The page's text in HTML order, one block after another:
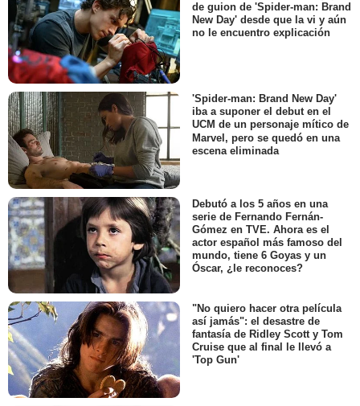
de guion de 'Spider-man: Brand
New Day' desde que la vi y aún
no le encuentro explicación
'Spider-man: Brand New Day'
iba a suponer el debut en el
UCM de un personaje mítico de
Marvel, pero se quedó en una
escena eliminada
Debutó a los 5 años en una
serie de Fernando Fernán-
Gómez en TVE. Ahora es el
actor español más famoso del
mundo, tiene 6 Goyas y un
Óscar, ¿le reconoces?
"No quiero hacer otra película
así jamás": el desastre de
fantasía de Ridley Scott y Tom
Cruise que al final le llevó a
'Top Gun'